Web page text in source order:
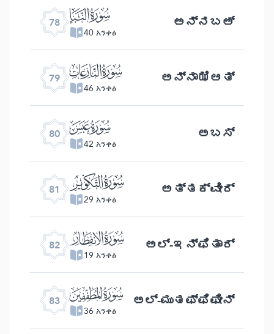
78 ﯻ
40 አንቀፅ ಅನ್ನಬಅ್
79 ﯼ
46 አንቀፅ ಅನ್ನಾಝಿಆತ್
80 ﯽ
42 አንቀፅ ಅಬಸ್
81 ﯾ
29 አንቀፅ ಅತ್ತಕ್ವೀರ್
82 ﯿ
19 አንቀፅ ಅಲ್-ಇನ್ ಫಿತಾರ್
83 ﰀ
36 አንቀፅ ಅಲ್ -ಮುತಫ್ಫಿಫೀನ್